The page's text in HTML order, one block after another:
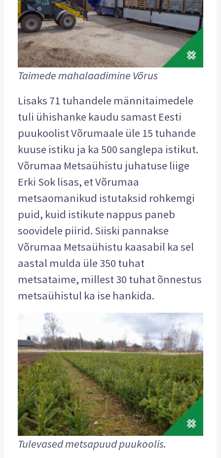
Taimede mahalaadimine Võrus
Lisaks 71 tuhandele männitaimedele
tuli ühishanke kaudu samast Eesti
puukoolist Võrumaale üle 15 tuhande
kuuse istiku ja ka 500 sanglepa istikut.
Võrumaa Metsaühistu juhatuse liige
Erki Sok lisas, et Võrumaa
metsaomanikud istutaksid rohkemgi
puid, kuid istikute nappus paneb
soovidele piirid. Siiski pannakse
Võrumaa Metsaühistu kaasabil ka sel
aastal mulda üle 350 tuhat
metsataime, millest 30 tuhat õnnestus
metsaühistul ka ise hankida.
Tulevased metsapuud puukoolis.